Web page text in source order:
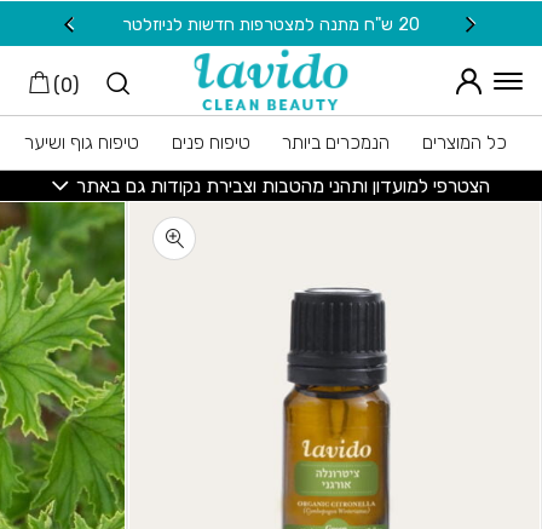
Skip to Content
20 ש"ח מתנה למצטרפות חדשות לניוזלטר
(
0
)
כל המוצרים הנמכרים ביותר טיפוח פנים
טיפוח גוף ושיער
הצטרפי למועדון ותהני מהטבות וצבירת נקודות גם באתר
בחזרה למעלה